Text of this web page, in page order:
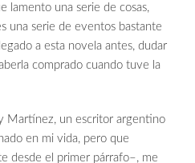
lamento una serie de cosas,
una serie de eventos bastante
a esta novela antes, dudar
comprado cuando tuve la
Martínez, un escritor argentino
en mi vida, pero que
desde el primer párrafo–, me